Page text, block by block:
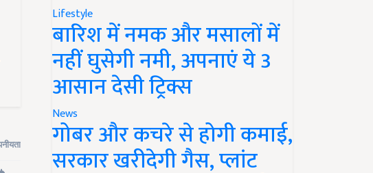
Lifestyle
बारिश में नमक और मसालों में
नहीं घुसेगी नमी, अपनाएं ये 3
आसान देसी ट्रिक्स
News
गोबर और कचरे से होगी कमाई,
सरकार खरीदेगी गैस, प्लांट